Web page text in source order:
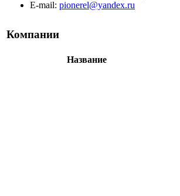
E-mail: pionerel@yandex.ru
Компании
Название